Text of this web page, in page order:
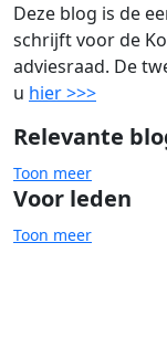
Deze blog is de
schrijft voor de
adviesraad. De
u hier >>>
Relevante
Toon meer
Voor leden
Toon meer